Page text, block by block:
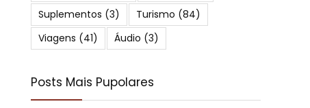
Suplementos (3) Turismo (84)
Viagens (41) Áudio (3)
Posts Mais Pupolares